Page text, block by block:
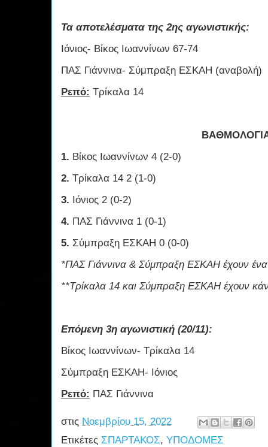
Τα αποτελέσματα της 2ης αγωνιστικής:
Ιόνιος- Βίκος Ιωαννίνων 67-74
ΠΑΣ Γιάννινα- Σύμπραξη ΕΣΚΑΗ (αναβολή)
Ρεπό: Τρίκαλα 14
1. Βίκος Ιωαννίνων 4 (2-0)
2. Τρίκαλα 14 2 (1-0)
3. Ιόνιος 2 (0-2)
4. ΠΑΣ Γιάννινα 1 (0-1)
5. Σύμπραξη ΕΣΚΑΗ 0 (0-0)
*ΠΑΣ Γιάννινα & Σύμπραξη ΕΣΚΑΗ έχουν ένα
**Τρίκαλα 14 και Σύμπραξη ΕΣΚΑΗ έχουν
Επόμενη 3η αγωνιστική (20/11):
Βίκος Ιωαννίνων- Τρίκαλα 14
Σύμπραξη ΕΣΚΑΗ- Ιόνιος
Ρεπό: ΠΑΣ Γιάννινα
στις Νοεμβρίου 15, 2022
Ετικέτες ΣΠΑΡΤΑΚΟΣ, ΥΠΟΔΟΜΕΣ